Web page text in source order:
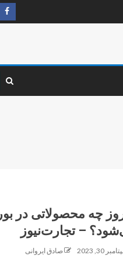
چه محصولاتی در
– تجارت‌نیوز
30, 2023 صادق ایروانی